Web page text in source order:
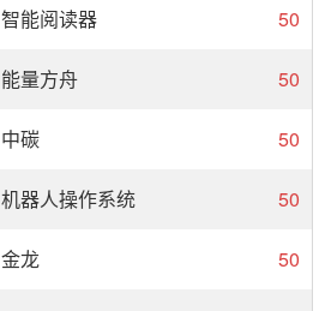
智能阅读器 50
能量方舟 50
中碳 50
机器人操作系统 50
金龙 50